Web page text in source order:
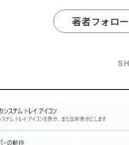
著者フォロー